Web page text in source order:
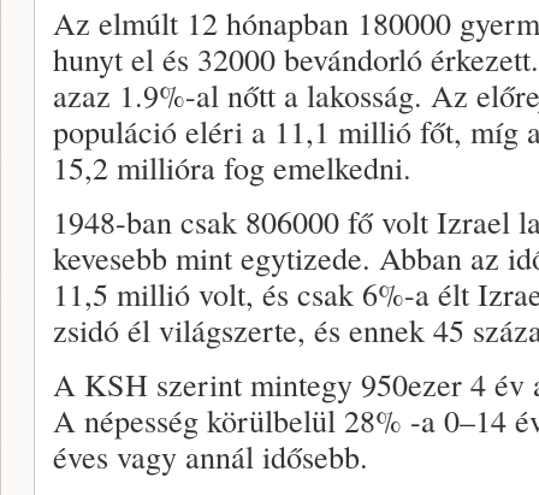
Az elmúlt 12 hónapban 180000
hunyt el és 32000 bevándorló
azaz 1.9%-al nőtt a lakosság. Az
populáció eléri a 11,1 millió főt, míg
15,2 millióra fog emelkedni.
1948-ban csak 806000 fő volt Izrael
kevesebb mint egytizede. Abban az
11,5 millió volt, és csak 6%-a élt
zsidó él világszerte, és ennek 45
A KSH szerint mintegy 950ezer 4
A népesség körülbelül 28% -a 0–14
éves vagy annál idősebb.